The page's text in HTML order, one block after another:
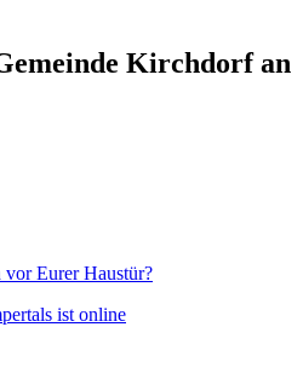
Kirchdorf an
vor Eurer Haustür?
ist online